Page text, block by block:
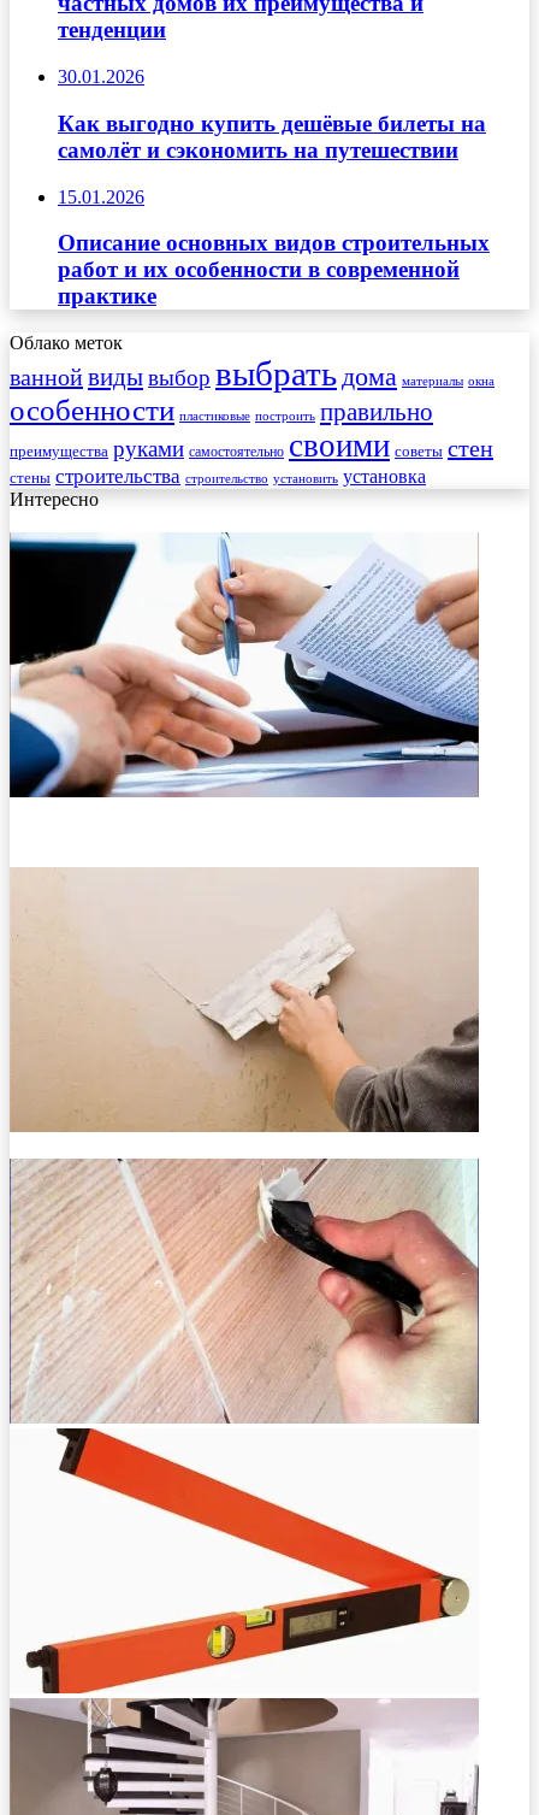
тенденции
30.01.2026
Как выгодно купить дешёвые билеты на
самолёт и сэкономить на путешествии
15.01.2026
Описание основных видов строительных
работ и их особенности в современной
практике
Облако меток
ваннойвидывыбор выбратьдома материалы окна
особенности пластиковые построить правильно
преимущества руками самостоятельно своими советы стен
стены строительства строительство установить установка
Интересно